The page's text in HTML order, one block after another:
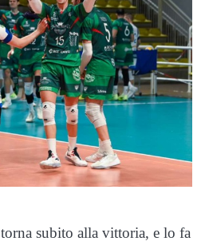
torna subito alla vittoria, e lo fa